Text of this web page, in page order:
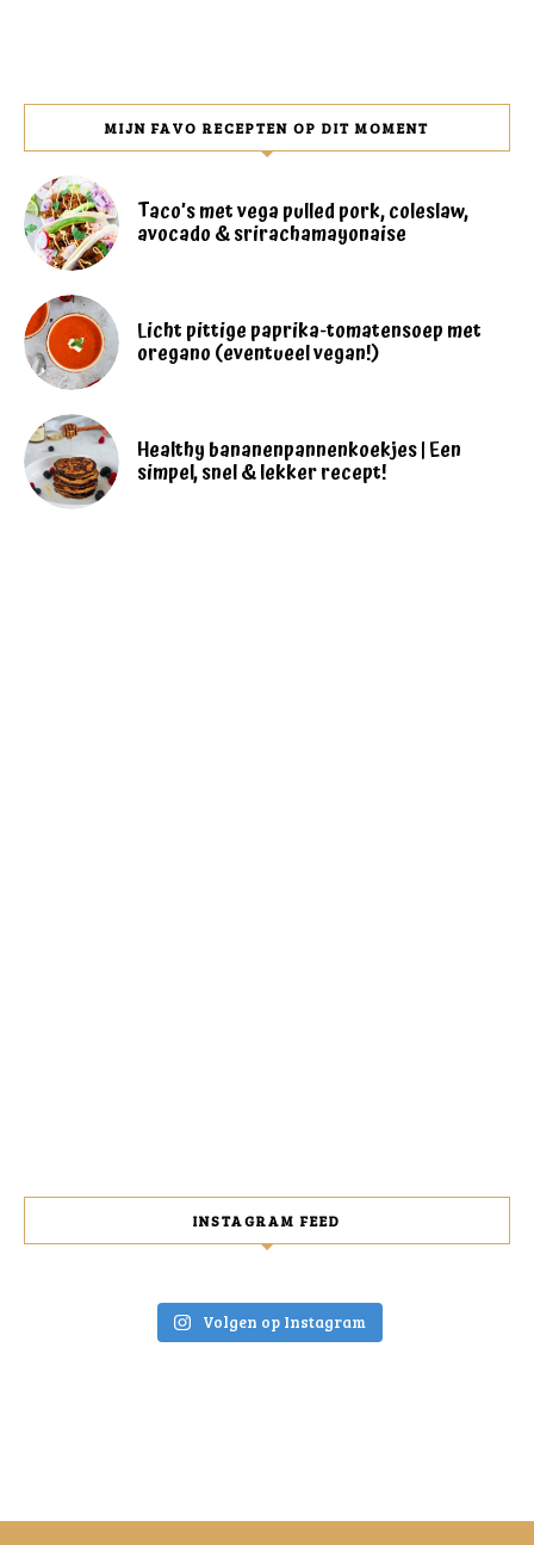
MIJN FAVO RECEPTEN OP DIT MOMENT
Taco’s met vega pulled pork, coleslaw,
avocado & srirachamayonaise
Licht pittige paprika-tomatensoep met
oregano (eventueel vegan!)
Healthy bananenpannenkoekjes | Een
simpel, snel & lekker recept!
INSTAGRAM FEED
Volgen op Instagram